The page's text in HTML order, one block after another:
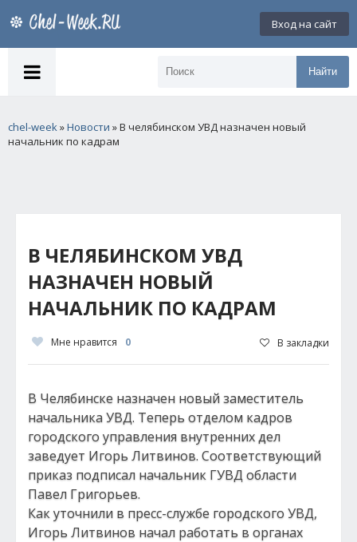
Вход на сайт
Найти
chel-week»Новости » В челябинском УВД назначен новый
начальник по кадрам
В ЧЕЛЯБИНСКОМ УВД
НАЗНАЧЕН НОВЫЙ
НАЧАЛЬНИК ПО КАДРАМ
Мне нравится 0 В закладки
В Челябинске назначен новый заместитель
начальника УВД. Теперь отделом кадров
городского управления внутренних дел
заведует Игорь Литвинов. Соответствующий
приказ подписал начальник ГУВД области
Павел Григорьев.
Как уточнили в пресс-службе городского УВД,
Игорь Литвинов начал работать в органах